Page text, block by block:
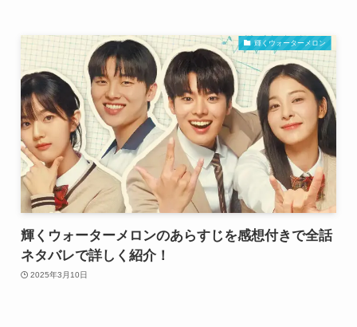
輝くウォーターメロン
輝くウォーターメロンのあらすじを感想付きで全話
ネタバレで詳しく紹介！
2025年3月10日